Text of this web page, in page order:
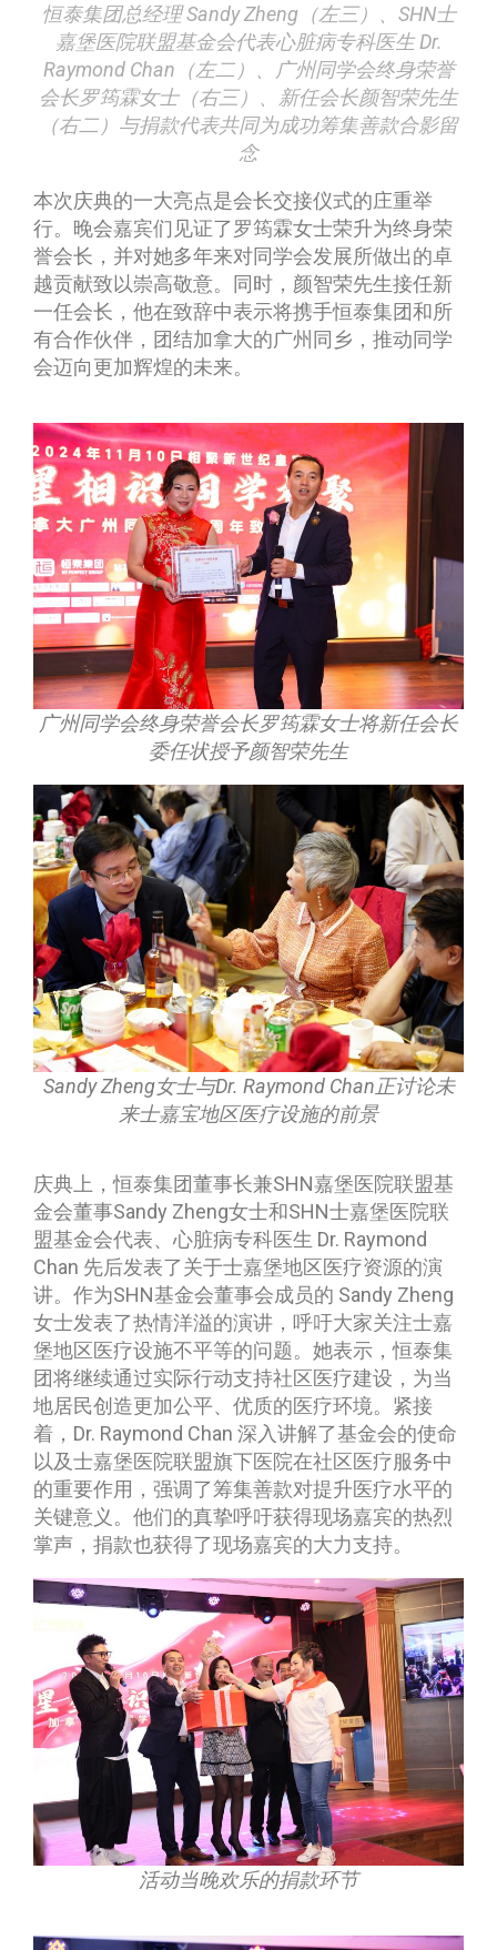
恒泰集团总经理 Sandy Zheng（左三）、SHN士
嘉堡医院联盟基金会代表心脏病专科医生 Dr.
Raymond Chan（左二）、广州同学会终身荣誉
会长罗筠霖女士（右三）、新任会长颜智荣先生
（右二）与捐款代表共同为成功筹集善款合影留
念
本次庆典的一大亮点是会长交接仪式的庄重举
行。晚会嘉宾们见证了罗筠霖女士荣升为终身荣
誉会长，并对她多年来对同学会发展所做出的卓
越贡献致以崇高敬意。同时，颜智荣先生接任新
一任会长，他在致辞中表示将携手恒泰集团和所
有合作伙伴，团结加拿大的广州同乡，推动同学
会迈向更加辉煌的未来。
广州同学会终身荣誉会长罗筠霖女士将新任会长
委任状授予颜智荣先生
Sandy Zheng女士与Dr. Raymond Chan正讨论未
来士嘉宝地区医疗设施的前景
庆典上，恒泰集团董事长兼SHN嘉堡医院联盟基
金会董事Sandy Zheng女士和SHN士嘉堡医院联
盟基金会代表、心脏病专科医生 Dr. Raymond
Chan 先后发表了关于士嘉堡地区医疗资源的演
讲。作为SHN基金会董事会成员的 Sandy Zheng
女士发表了热情洋溢的演讲，呼吁大家关注士嘉
堡地区医疗设施不平等的问题。她表示，恒泰集
团将继续通过实际行动支持社区医疗建设，为当
地居民创造更加公平、优质的医疗环境。紧接
着，Dr. Raymond Chan 深入讲解了基金会的使命
以及士嘉堡医院联盟旗下医院在社区医疗服务中
的重要作用，强调了筹集善款对提升医疗水平的
关键意义。他们的真挚呼吁获得现场嘉宾的热烈
掌声，捐款也获得了现场嘉宾的大力支持。
活动当晚欢乐的捐款环节